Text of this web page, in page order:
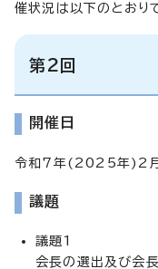
催状況は以下のとおりで
第2回
開催日
令和7年(2025年)2
議題
議題1
会長の選出及び会